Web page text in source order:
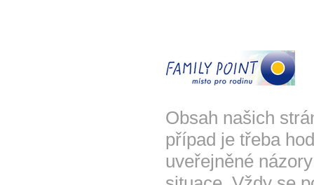
Obsah našich
případ je třeba
uveřejněné